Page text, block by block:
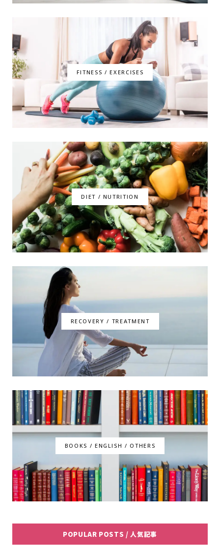
FITNESS / EXERCISES
DIET / NUTRITION
RECOVERY / TREATMENT
BOOKS / ENGLISH / OTHERS
POPULAR POSTS / 人気記事